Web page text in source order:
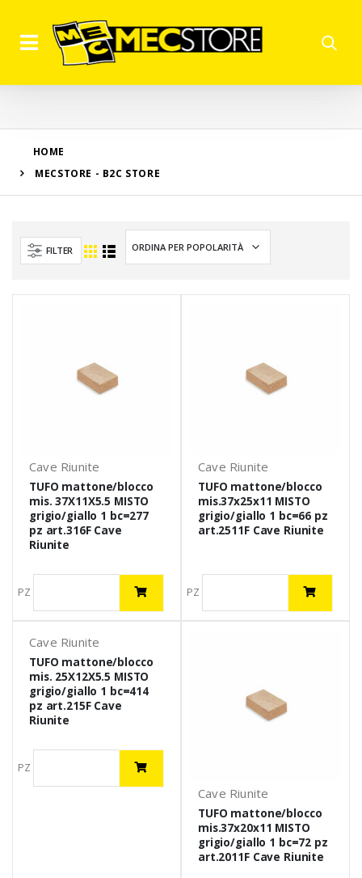
HOME
MECSTORE - B2C STORE
FILTER
Cave Riunite
TUFO mattone/blocco
mis. 37X11X5.5 MISTO
grigio/giallo 1 bc=277
pz art.316F Cave
Riunite
PZ
Cave Riunite
TUFO mattone/blocco
mis.37x25x11 MISTO
grigio/giallo 1 bc=66 pz
art.2511F Cave Riunite
PZ
Cave Riunite
TUFO mattone/blocco
mis. 25X12X5.5 MISTO
grigio/giallo 1 bc=414
pz art.215F Cave
Riunite
PZ
Cave Riunite
TUFO mattone/blocco
mis.37x20x11 MISTO
grigio/giallo 1 bc=72 pz
art.2011F Cave Riunite